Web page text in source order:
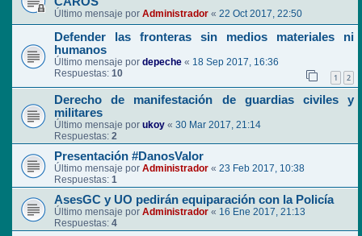
Último mensaje por Administrador « 22 Oct 2017, 22:50
Defender las fronteras sin medios materiales ni
humanos
Último mensaje por depeche « 18 Sep 2017, 16:36
Respuestas: 10 1 2
Derecho de manifestación de guardias civiles y
militares
Último mensaje por ukoy « 30 Mar 2017, 21:14
Respuestas: 2
Presentación #DanosValor
Último mensaje por Administrador « 23 Feb 2017, 10:38
Respuestas: 1
AsesGC y UO pedirán equiparación con la Policía
Último mensaje por Administrador « 16 Ene 2017, 21:13
Respuestas: 4